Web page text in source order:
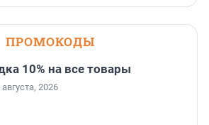
ПРОМОКОДЫ
10% на все товары
2026